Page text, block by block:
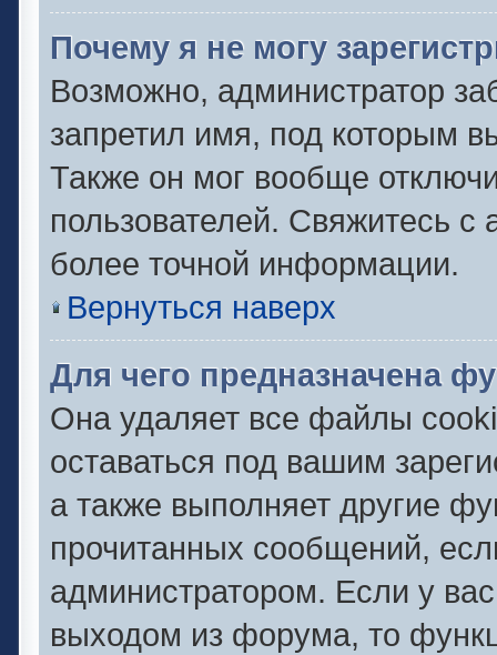
Почему я не могу
Возможно, администратор
запретил имя, под которым
Также он мог вообще
пользователей. Свяжитесь
более точной информации.
Вернуться наверх
Для чего предназначена
Она удаляет все файлы
оставаться под вашим
а также выполняет другие
прочитанных сообщений,
администратором. Если у
выходом из форума, то